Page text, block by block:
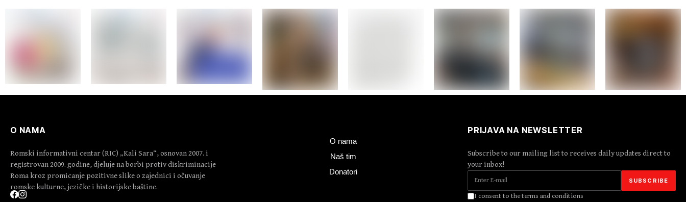
O NAMA
Romski informativni centar (RIC) „Kali Sara“, osnovan 2007. i
registrovan 2009. godine, djeluje na borbi protiv diskriminacije
Roma kroz promicanje pozitivne slike o zajednici i očuvanje
romske kulturne, jezičke i historijske baštine.
O nama
Naš tim
Donatori
PRIJAVA NA NEWSLETTER
Subscribe to our mailing list to receives daily updates direct to
your inbox!
I consent to the terms and conditions